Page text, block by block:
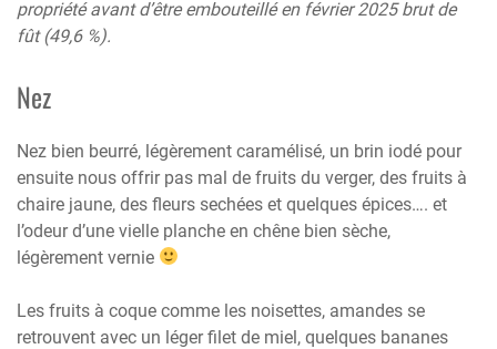
propriété avant d’être embouteillé en février 2025 brut de
fût (49,6 %).
Nez
Nez bien beurré, légèrement caramélisé, un brin iodé pour
ensuite nous offrir pas mal de fruits du verger, des fruits à
chaire jaune, des fleurs sechées et quelques épices…. et
l’odeur d’une vielle planche en chêne bien sèche,
légèrement vernie
Les fruits à coque comme les noisettes, amandes se
retrouvent avec un léger filet de miel, quelques bananes